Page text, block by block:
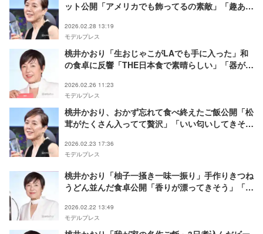
ット公開「アメリカでも飾ってるの素敵」「趣ある
2026.02.28 13:19
モデルプレス
桃井かおり「生おじゃこがLAでも手に入った」和
の食卓に反響「THE日本食で素晴らしい」「器がお
2026.02.26 11:23
モデルプレス
桃井かおり、おかず忘れて食べ終えたご飯公開「松
茸がたくさん入ってて贅沢」「いい匂いしてきそ
2026.02.23 17:36
モデルプレス
桃井かおり「柚子一掻き一味一振り」手作りきつね
うどん並んだ食卓公開「香りが漂ってきそう」「素
2026.02.22 13:49
モデルプレス